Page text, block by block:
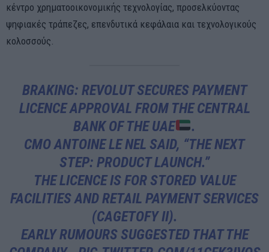
κέντρο χρηματοοικονομικής τεχνολογίας, προσελκύοντας
ψηφιακές τράπεζες, επενδυτικά κεφάλαια και τεχνολογικούς
κολοσσούς.
BRAKING: REVOLUT SECURES PAYMENT
LICENCE APPROVAL FROM THE CENTRAL
BANK OF THE UAE
.
CMO ANTOINE LE NEL SAID, “THE NEXT
STEP: PRODUCT LAUNCH.”
THE LICENCE IS FOR STORED VALUE
FACILITIES AND RETAIL PAYMENT SERVICES
(CAGETOFY II).
EARLY RUMOURS SUGGESTED THAT THE